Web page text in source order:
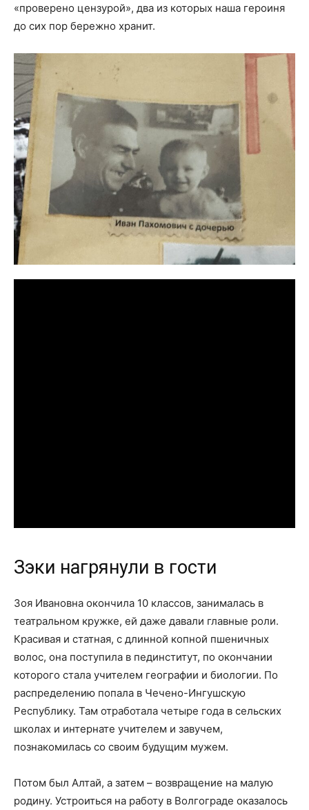
«проверено цензурой», два из которых наша героиня
до сих пор бережно хранит.
Зэки нагрянули в гости
Зоя Ивановна окончила 10 классов, занималась в
театральном кружке, ей даже давали главные роли.
Красивая и статная, с длинной копной пшеничных
волос, она поступила в пединститут, по окончании
которого стала учителем географии и биологии. По
распределению попала в Чечено-Ингушскую
Республику. Там отработала четыре года в сельских
школах и интернате учителем и завучем,
познакомилась со своим будущим мужем.
Потом был Алтай, а затем – возвращение на малую
родину. Устроиться на работу в Волгограде оказалось